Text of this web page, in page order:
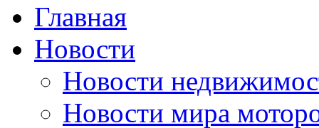
Главная
Новости
Новости
Новости мира